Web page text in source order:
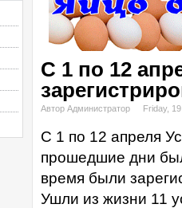
С 1 по 12
Автор Администратор Friday,
С 1 по 12 апреля
прошедшие дни
время были
Ушли из жизни 11